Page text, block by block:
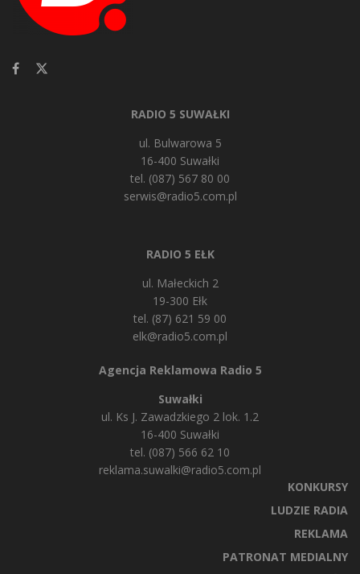
RADIO 5 SUWAŁKI
ul. Bulwarowa 5
16-400 Suwałki
tel. (087) 567 80 00
serwis@radio5.com.pl
RADIO 5 EŁK
ul. Małeckich 2
19-300 Ełk
tel. (87) 621 59 00
elk@radio5.com.pl
Agencja Reklamowa Radio 5
Suwałki
ul. Ks J. Zawadzkiego 2 lok. 1.2
16-400 Suwałki
tel. (087) 566 62 10
reklama.suwalki@radio5.com.pl
KONKURSY
LUDZIE RADIA
REKLAMA
PATRONAT MEDIALNY